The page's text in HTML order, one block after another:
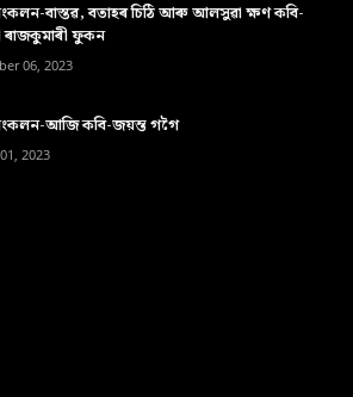
বাস্তৱ, বতাহৰ চিঠি আৰু আলসুৱা ক্ষণ কবি-
ৰাজকুমাৰী ফুকন
06, 2023
আজি কবি-জয়ন্ত গগৈ
2023